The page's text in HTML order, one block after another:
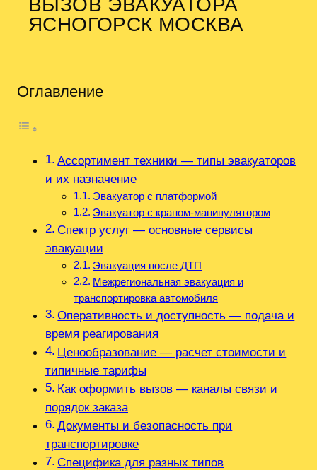
ЯСНОГОРСК МОСКВА
Оглавление
Ассортимент техники — типы эвакуаторов
и их назначение
Эвакуатор с платформой
Эвакуатор с краном-манипулятором
Спектр услуг — основные сервисы
эвакуации
Эвакуация после ДТП
Межрегиональная эвакуация и
транспортировка автомобиля
Оперативность и доступность — подача и
время реагирования
Ценообразование — расчет стоимости и
типичные тарифы
Как оформить вызов — каналы связи и
порядок заказа
Документы и безопасность при
транспортировке
Специфика для разных типов